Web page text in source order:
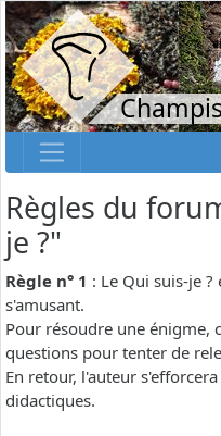
Règles du
je ?"
Règle n° 1 : Le Qui suis-je
s'amusant.
Pour résoudre une énigme,
questions pour tenter de
En retour, l'auteur
didactiques.